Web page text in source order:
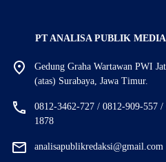
PT ANALISA PUBLIK MEDIA
Gedung Graha Wartawan PWI
(atas) Surabaya, Jawa Timur.
0812-3462-727 / 0812-909-557
1878
analisapublikredaksi@gmail.com